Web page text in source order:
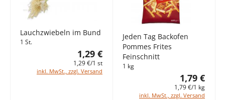
Lauchzwiebeln im Bund
1 St.
1,29 €
1,29 €/1 st
inkl. MwSt., zzgl. Versand
Jeden Tag Backofen
Pommes Frites
Feinschnitt
1 kg
1,79 €
1,79 €/1 kg
inkl. MwSt., zzgl. Versand